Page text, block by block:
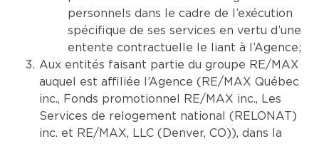
personnels dans le cadre de l’exécution
spécifique de ses services en vertu d’une
entente contractuelle le liant à l’Agence;
Aux entités faisant partie du groupe RE/MAX
auquel est affiliée l’Agence (RE/MAX Québec
inc., Fonds promotionnel RE/MAX inc., Les
Services de relogement national (RELONAT)
inc. et RE/MAX, LLC (Denver, CO)), dans la